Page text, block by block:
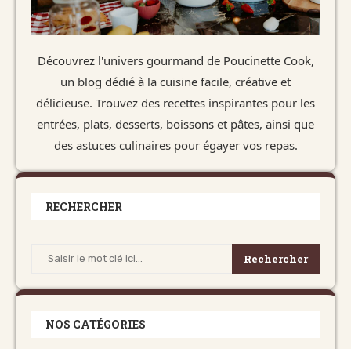
Découvrez l'univers gourmand de Poucinette Cook,
un blog dédié à la cuisine facile, créative et
délicieuse. Trouvez des recettes inspirantes pour les
entrées, plats, desserts, boissons et pâtes, ainsi que
des astuces culinaires pour égayer vos repas.
RECHERCHER
Rechercher
NOS CATÉGORIES